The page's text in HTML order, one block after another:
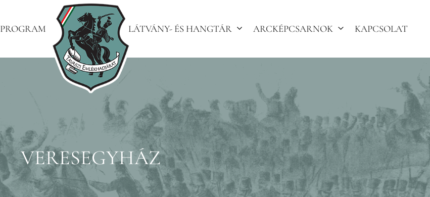
PROGRAM LÁTVÁNY- ÉS HANGTÁR ARCKÉPCSARNOK KAPCSOLAT
VERESEGYHÁZ